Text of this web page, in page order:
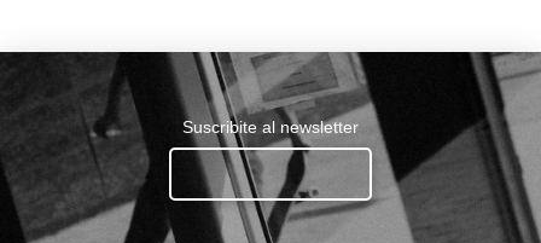
Suscribite al newsletter
Ingresa tu email.......